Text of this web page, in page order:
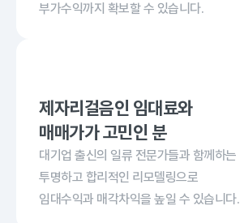
부가수익까지 확보할 수 있습니다.
제자리걸음인 임대료와
매매가가 고민인 분
대기업 출신의 일류 전문가들과 함께하는
투명하고 합리적인 리모델링으로
임대수익과 매각차익을 높일 수 있습니다.